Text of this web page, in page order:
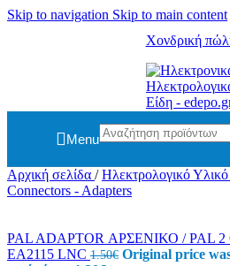
Skip to navigation Skip to main content
Χονδρική
Menu
Αρχική σελίδα / Ηλεκτρολογικό Υλικό
Connectors - Adapters
PAL ADAPTOR ΑΡΣΕΝΙΚΟ /
EA2115 LNC 1.50€ Original price